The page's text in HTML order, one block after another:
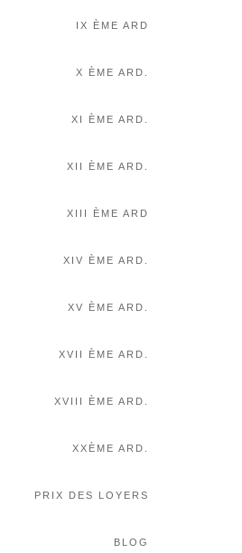
IX ÈME ARD
X ÈME ARD.
XI ÈME ARD.
XII ÈME ARD.
XIII ÈME ARD
XIV ÈME ARD.
XV ÈME ARD.
XVII ÈME ARD.
XVIII ÈME ARD.
XXÈME ARD.
PRIX DES LOYERS
BLOG